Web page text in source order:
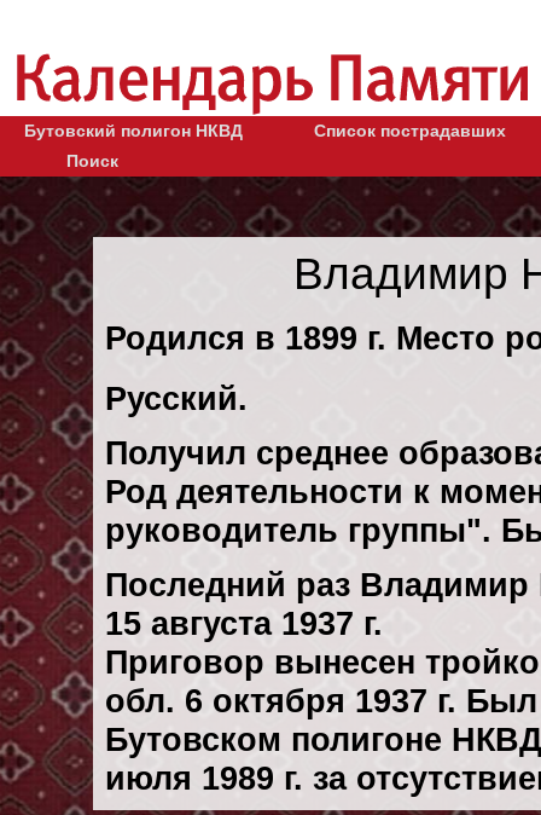
Бутовский полигон НКВД
Список пострадавших
Поиск
Владимир
Родился в 1899 г. Место
Русский.
Получил среднее
Род деятельности к
руководитель группы".
Последний раз
15 августа 1937 г.
Приговор вынесен
обл. 6 октября 1937 г.
Бутовском полигоне
июля 1989 г. за